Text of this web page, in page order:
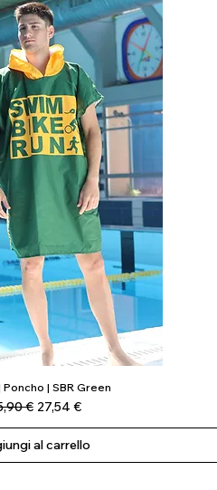
Vista rapida
Poncho | SBR Green
regolare
€ Prezzo scontato
27,54 €
al carrello